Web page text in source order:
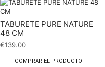
TABURETE PURE NATURE
48 CM
€139.00
COMPRAR EL PRODUCTO